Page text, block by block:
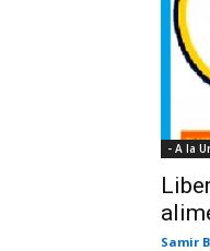
- A la
Samir